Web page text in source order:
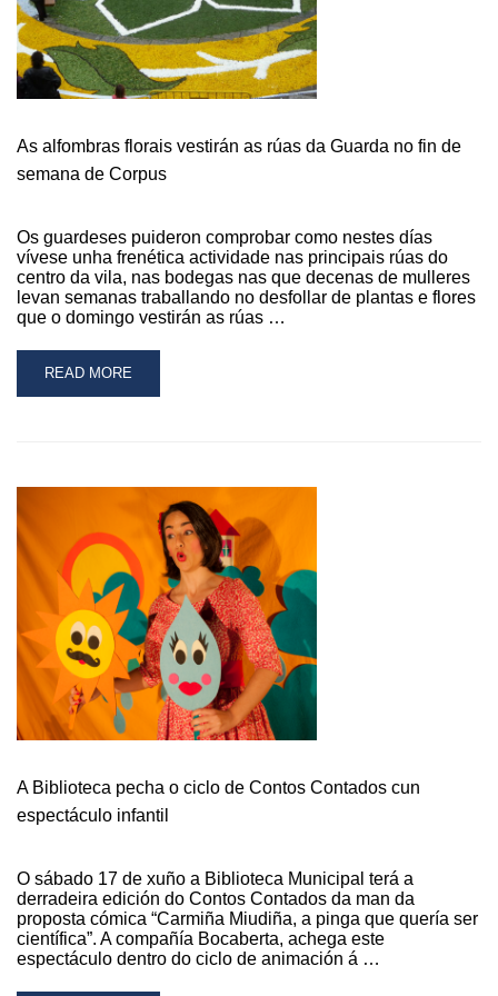
As alfombras florais vestirán as rúas da Guarda no fin de
semana de Corpus
Os guardeses puideron comprobar como nestes días
vívese unha frenética actividade nas principais rúas do
centro da vila, nas bodegas nas que decenas de mulleres
levan semanas traballando no desfollar de plantas e flores
que o domingo vestirán as rúas …
READ
MORE
RÚAS
DA
GUARDA
NO
FIN
DE
SEMANA
DE
CORPUS
READ MORE
A Biblioteca pecha o ciclo de Contos Contados cun
espectáculo infantil
O sábado 17 de xuño a Biblioteca Municipal terá a
derradeira edición do Contos Contados da man da
proposta cómica “Carmiña Miudiña, a pinga que quería ser
científica”. A compañía Bocaberta, achega este
espectáculo dentro do ciclo de animación á …